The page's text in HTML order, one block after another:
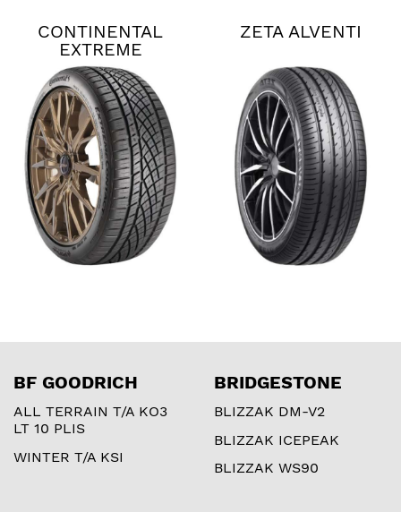
CONTINENTAL
EXTREME
CONTACT DWS06
PLUS
ZETA ALVENTI
BF GOODRICH
ALL TERRAIN T/A KO3
LT 10 PLIS
WINTER T/A KSI
BRIDGESTONE
BLIZZAK DM-V2
BLIZZAK ICEPEAK
BLIZZAK WS90